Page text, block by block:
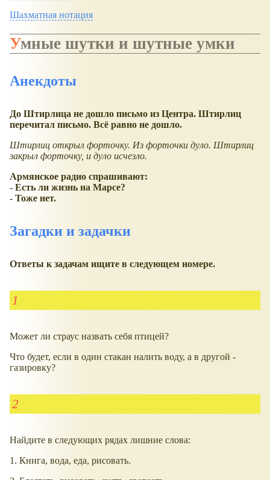
Шахматная нотация
Умные шутки и шутные умки
Анекдоты
До Штирлица не дошло письмо из Центра. Штирлиц
перечитал письмо. Всё равно не дошло.
Штирлиц открыл форточку. Из форточки дуло. Штирлиц
закрыл форточку, и дуло исчезло.
Армянское радио спрашивают:
- Есть ли жизнь на Марсе?
- Тоже нет.
Загадки и задачки
Ответы к задачам ищите в следующем номере.
1
Может ли страус назвать себя птицей?
Что будет, если в один стакан налить воду, а в другой -
газировку?
2
Найдите в следующих рядах лишние слова:
1. Книга, вода, еда, рисовать.